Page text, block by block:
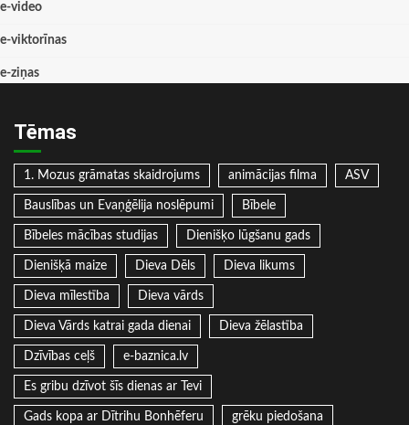
e-video
e-viktorīnas
e-ziņas
Tēmas
1. Mozus grāmatas skaidrojums animācijas filma ASV
Bauslības un Evaņģēlija noslēpumi Bībele
Bībeles mācības studijas Dienišķo lūgšanu gads
Dienišķā maize Dieva Dēls Dieva likums
Dieva mīlestība Dieva vārds
Dieva Vārds katrai gada dienai Dieva žēlastība
Dzīvības ceļš e-baznica.lv
Es gribu dzīvot šīs dienas ar Tevi
Gads kopa ar Dītrihu Bonhēferu grēku piedošana